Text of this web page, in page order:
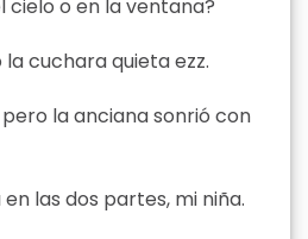
o en la ventana?
cuchara quieta ezz.
la anciana sonrió con
las dos partes, mi niña.